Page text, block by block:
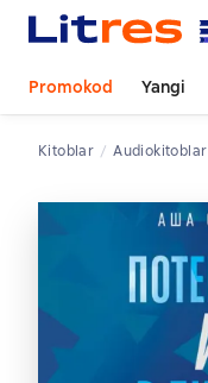
Promokod Yangi
Kitoblar Audiokitoblar